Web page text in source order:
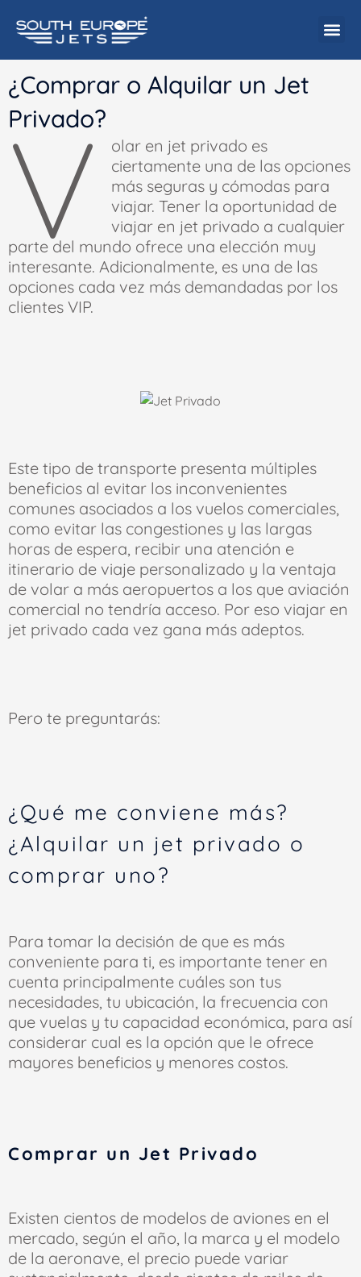
¿Comprar o Alquilar un Jet
Privado?
V
olar en jet privado es
ciertamente una de las opciones
más seguras y cómodas para
viajar. Tener la oportunidad de
viajar en jet privado a cualquier
parte del mundo ofrece una elección muy
interesante. Adicionalmente, es una de las
opciones cada vez más demandadas por los
clientes VIP.
Este tipo de transporte presenta múltiples
beneficios al evitar los inconvenientes
comunes asociados a los vuelos comerciales,
como evitar las congestiones y las largas
horas de espera, recibir una atención e
itinerario de viaje personalizado y la ventaja
de volar a más aeropuertos a los que aviación
comercial no tendría acceso. Por eso viajar en
jet privado cada vez gana más adeptos.
Pero te preguntarás:
¿Qué me conviene más?
¿Alquilar un jet privado o
comprar uno?
Para tomar la decisión de que es más
conveniente para ti, es importante tener en
cuenta principalmente cuáles son tus
necesidades, tu ubicación, la frecuencia con
que vuelas y tu capacidad económica, para así
considerar cual es la opción que le ofrece
mayores beneficios y menores costos.
Comprar un Jet Privado
Existen cientos de modelos de aviones en el
mercado, según el año, la marca y el modelo
de la aeronave, el precio puede variar